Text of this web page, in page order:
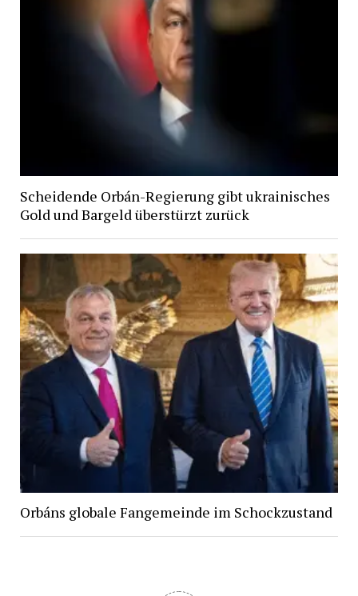
Scheidende Orbán-Regierung gibt ukrainisches
Gold und Bargeld überstürzt zurück
Orbáns globale Fangemeinde im Schockzustand